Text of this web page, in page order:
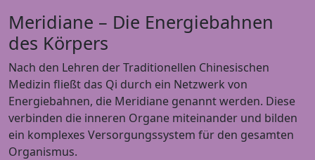
Meridiane – Die Energiebahnen
des Körpers
Nach den Lehren der Traditionellen Chinesischen
Medizin fließt das Qi durch ein Netzwerk von
Energiebahnen, die Meridiane genannt werden. Diese
verbinden die inneren Organe miteinander und bilden
ein komplexes Versorgungssystem für den gesamten
Organismus.